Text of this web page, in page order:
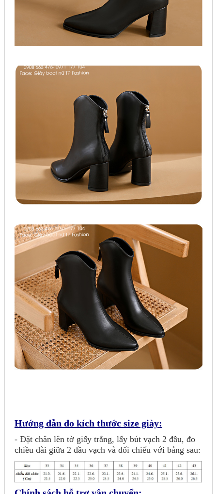
Hướng dẫn đo kích thước size giày:
- Đặt chân lên tờ giấy trắng, lấy bút vạch 2 đầu, đo
chiều dài giữa 2 đầu vạch và đối chiếu với bảng sau: